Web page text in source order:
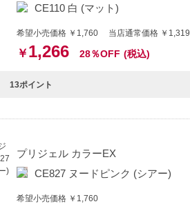
CE110 白 (マット)
希望小売価格 ￥1,760 当店通常価格 ￥1,319
￥ 1,266 28％OFF (税込)
13ポイント
プリジェル カラーEX
CE827 ヌードピンク (シアー)
希望小売価格 ￥1,760